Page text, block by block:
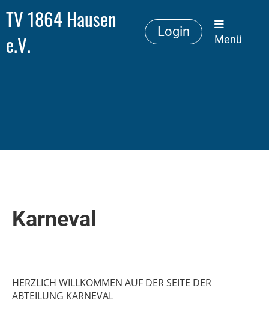
TV 1864 Hausen
e.V.
Login
Menü
Karneval
HERZLICH WILLKOMMEN AUF DER SEITE DER
ABTEILUNG KARNEVAL